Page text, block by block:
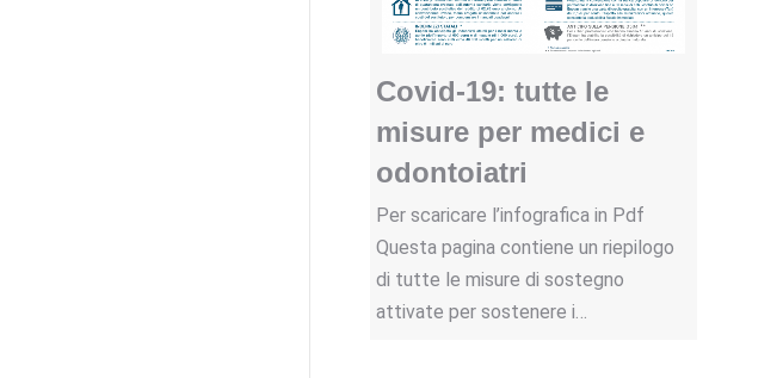
Covid-19: tutte le
misure per medici e
odontoiatri
Per scaricare l’infografica in Pdf
Questa pagina contiene un riepilogo
di tutte le misure di sostegno
attivate per sostenere i…